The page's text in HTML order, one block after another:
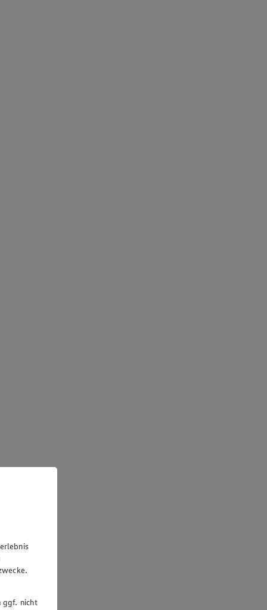
ggf. nicht